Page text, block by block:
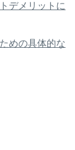
デメリットに
めの具体的な